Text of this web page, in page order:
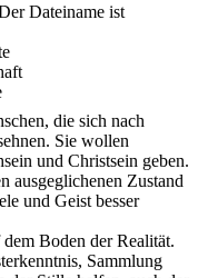
die sich nach
Sie wollen
und Christsein geben.
ausgeglichenen Zustand
und Geist besser
Boden der Realität.
Sammlung